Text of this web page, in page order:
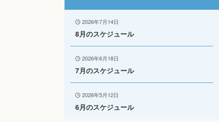
2026年7月14日
8月のスケジュール
2026年6月18日
7月のスケジュール
2026年5月12日
6月のスケジュール